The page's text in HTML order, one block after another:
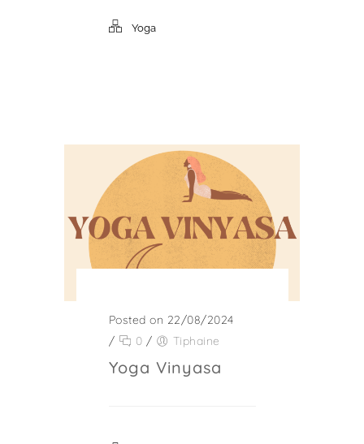
Yoga
Posted on 22/08/2024
/
0 / Tiphaine
Yoga Vinyasa